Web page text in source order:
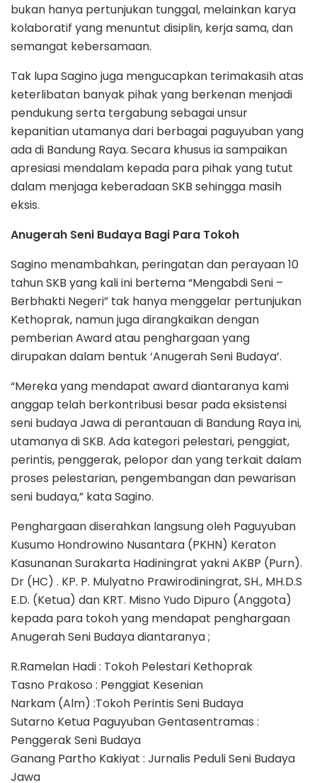
bukan hanya pertunjukan tunggal, melainkan karya
kolaboratif yang menuntut disiplin, kerja sama, dan
semangat kebersamaan.
Tak lupa Sagino juga mengucapkan terimakasih atas
keterlibatan banyak pihak yang berkenan menjadi
pendukung serta tergabung sebagai unsur
kepanitian utamanya dari berbagai paguyuban yang
ada di Bandung Raya. Secara khusus ia sampaikan
apresiasi mendalam kepada para pihak yang tutut
dalam menjaga keberadaan SKB sehingga masih
eksis.
Anugerah Seni Budaya Bagi Para Tokoh
Sagino menambahkan, peringatan dan perayaan 10
tahun SKB yang kali ini bertema “Mengabdi Seni –
Berbhakti Negeri” tak hanya menggelar pertunjukan
Kethoprak, namun juga dirangkaikan dengan
pemberian Award atau penghargaan yang
dirupakan dalam bentuk ‘Anugerah Seni Budaya’.
“Mereka yang mendapat award diantaranya kami
anggap telah berkontribusi besar pada eksistensi
seni budaya Jawa di perantauan di Bandung Raya ini,
utamanya di SKB. Ada kategori pelestari, penggiat,
perintis, penggerak, pelopor dan yang terkait dalam
proses pelestarian, pengembangan dan pewarisan
seni budaya,” kata Sagino.
Penghargaan diserahkan langsung oleh Paguyuban
Kusumo Hondrowino Nusantara (PKHN) Keraton
Kasunanan Surakarta Hadiningrat yakni AKBP (Purn).
Dr (HC) . KP. P. Mulyatno Prawirodiningrat, SH., MH.D.S
E.D. (Ketua) dan KRT. Misno Yudo Dipuro (Anggota)
kepada para tokoh yang mendapat penghargaan
Anugerah Seni Budaya diantaranya ;
R.Ramelan Hadi : Tokoh Pelestari Kethoprak
Tasno Prakoso : Penggiat Kesenian
Narkam (Alm) :Tokoh Perintis Seni Budaya
Sutarno Ketua Paguyuban Gentasentramas :
Penggerak Seni Budaya
Ganang Partho Kakiyat : Jurnalis Peduli Seni Budaya
Jawa